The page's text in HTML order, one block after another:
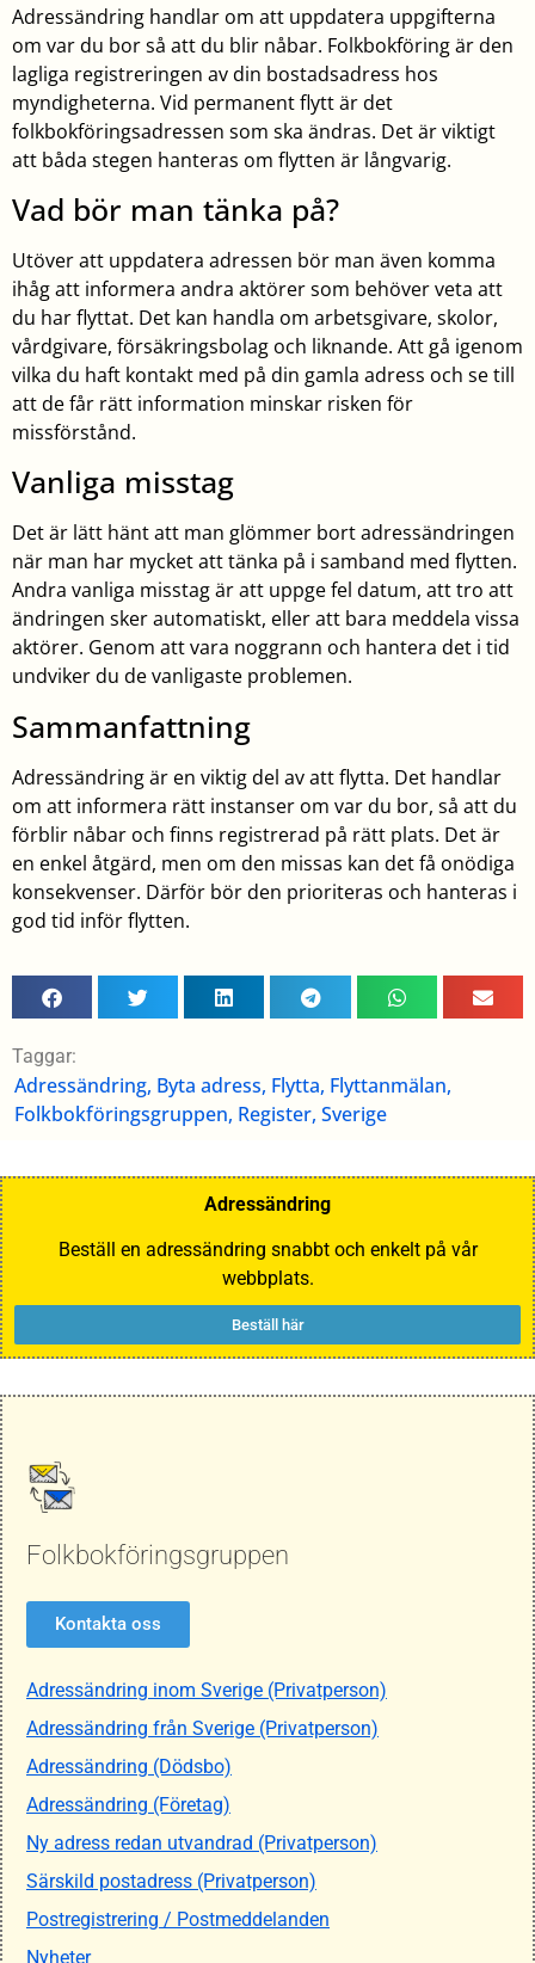
Adressändring handlar om att uppdatera uppgifterna
om var du bor så att du blir nåbar. Folkbokföring är den
lagliga registreringen av din bostadsadress hos
myndigheterna. Vid permanent flytt är det
folkbokföringsadressen som ska ändras. Det är viktigt
att båda stegen hanteras om flytten är långvarig.
Vad bör man tänka på?
Utöver att uppdatera adressen bör man även komma
ihåg att informera andra aktörer som behöver veta att
du har flyttat. Det kan handla om arbetsgivare, skolor,
vårdgivare, försäkringsbolag och liknande. Att gå igenom
vilka du haft kontakt med på din gamla adress och se till
att de får rätt information minskar risken för
missförstånd.
Vanliga misstag
Det är lätt hänt att man glömmer bort adressändringen
när man har mycket att tänka på i samband med flytten.
Andra vanliga misstag är att uppge fel datum, att tro att
ändringen sker automatiskt, eller att bara meddela vissa
aktörer. Genom att vara noggrann och hantera det i tid
undviker du de vanligaste problemen.
Sammanfattning
Adressändring är en viktig del av att flytta. Det handlar
om att informera rätt instanser om var du bor, så att du
förblir nåbar och finns registrerad på rätt plats. Det är
en enkel åtgärd, men om den missas kan det få onödiga
konsekvenser. Därför bör den prioriteras och hanteras i
god tid inför flytten.
Taggar:
Adressändring, Byta adress, Flytta, Flyttanmälan,
Folkbokföringsgruppen, Register, Sverige
Adressändring
Beställ en adressändring snabbt och enkelt på vår
webbplats.
Beställ här
Folkbokföringsgruppen
Kontakta oss
Adressändring inom Sverige (Privatperson)
Adressändring från Sverige (Privatperson)
Adressändring (Dödsbo)
Adressändring (Företag)
Ny adress redan utvandrad (Privatperson)
Särskild postadress (Privatperson)
Postregistrering / Postmeddelanden
Nyheter